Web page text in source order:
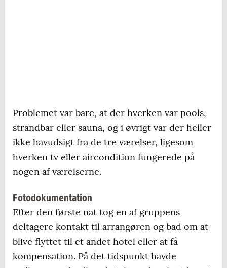
Problemet var bare, at der hverken var pools,
strandbar eller sauna, og i øvrigt var der heller
ikke havudsigt fra de tre værelser, ligesom
hverken tv eller aircondition fungerede på
nogen af værelserne.
Fotodokumentation
Efter den første nat tog en af gruppens
deltagere kontakt til arrangøren og bad om at
blive flyttet til et andet hotel eller at få
kompensation. På det tidspunkt havde